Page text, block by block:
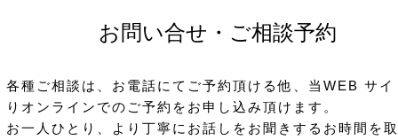
お問い合せ・ご相談予約
各種ご相談は、お電話にてご予約頂ける他、当WEB サイ
りオンラインでのご予約をお申し込み頂けます。
お一人ひとり、より丁寧にお話しをお聞きするお時間を